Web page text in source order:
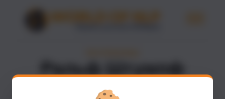
Ральф Штумпф
АВТОРЫ